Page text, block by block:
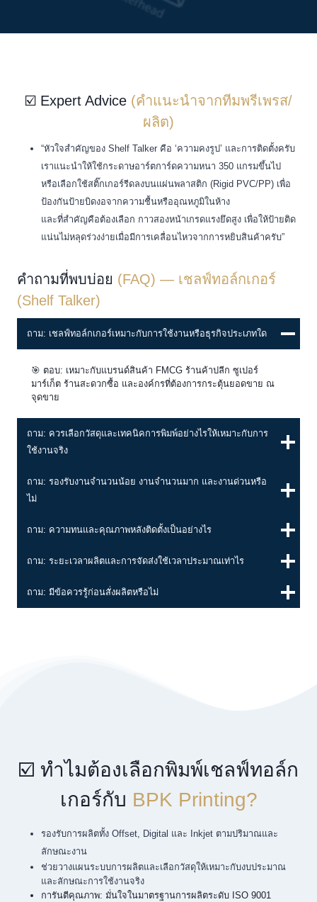
☑️ Expert Advice (คำแนะนำจากทีมพรีเพรส/
ผลิต)
“หัวใจสำคัญของ Shelf Talker คือ ‘ความคงรูป’ และการติดตั้งครับ
เราแนะนำให้ใช้กระดาษอาร์ตการ์ดความหนา 350 แกรมขึ้นไป
หรือเลือกใช้สติ๊กเกอร์รีดลงบนแผ่นพลาสติก (Rigid PVC/PP) เพื่อ
ป้องกันป้ายบิดงอจากความชื้นหรืออุณหภูมิในห้าง
และที่สำคัญคือต้องเลือก กาวสองหน้าเกรดแรงยึดสูง เพื่อให้ป้ายติด
แน่นไม่หลุดร่วงง่ายเมื่อมีการเคลื่อนไหวจากการหยิบสินค้าครับ”
คำถามที่พบบ่อย (FAQ) — เชลฟ์ทอล์กเกอร์
(Shelf Talker)
ถาม: เชลฟ์ทอล์กเกอร์เหมาะกับการใช้งานหรือธุรกิจประเภทใด
🎯 ตอบ: เหมาะกับแบรนด์สินค้า FMCG ร้านค้าปลีก ซูเปอร์
มาร์เก็ต ร้านสะดวกซื้อ และองค์กรที่ต้องการกระตุ้นยอดขาย ณ
จุดขาย
ถาม: ควรเลือกวัสดุและเทคนิคการพิมพ์อย่างไรให้เหมาะกับการ
ใช้งานจริง
ถาม: รองรับงานจำนวนน้อย งานจำนวนมาก และงานด่วนหรือ
ไม่
ถาม: ความทนและคุณภาพหลังติดตั้งเป็นอย่างไร
ถาม: ระยะเวลาผลิตและการจัดส่งใช้เวลาประมาณเท่าไร
ถาม: มีข้อควรรู้ก่อนสั่งผลิตหรือไม่
☑️ ทำไมต้องเลือกพิมพ์เชลฟ์ทอล์ก
เกอร์กับ BPK Printing?
รองรับการผลิตทั้ง Offset, Digital และ Inkjet ตามปริมาณและ
ลักษณะงาน
ช่วยวางแผนระบบการผลิตและเลือกวัสดุให้เหมาะกับงบประมาณ
และลักษณะการใช้งานจริง
การันตีคุณภาพ: มั่นใจในมาตรฐานการผลิตระดับ ISO 9001